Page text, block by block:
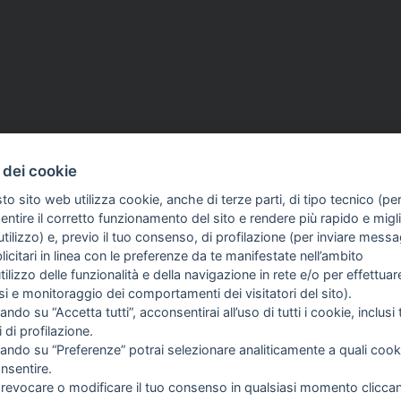
ed aventi la seguente natura: dispositivi medici e dispositivi medico – diagnostici in
e quant’altro) non hanno carattere né natura di pubblicità. Tutti i contenuti
in fase di preacquisto i prodotti venduti da RAM Apparecchi Medicali srl attraverso
SULL'AZIENDA
SIAMO
GUIDA AGLI ACQUISTI
PROCEDURA DI ACQUISTO
DIRITTO DI RECESSO
GESTIONE RESI
dei cookie
sito web utilizza cookie, anche di terze parti, di tipo tecnico (per
il corretto funzionamento del sito e rendere più rapido e
e, previo il tuo consenso, di profilazione (per inviare
in linea con le preferenze da te manifestate nell’ambito
delle funzionalità e della navigazione in rete e/o per
e monitoraggio dei comportamenti dei visitatori del sito).
su “Accetta tutti”, acconsentirai all’uso di tutti i cookie, inclusi
di profilazione.
su “Preferenze” potrai selezionare analiticamente a quali
revocare o modificare il tuo consenso in qualsiasi momento